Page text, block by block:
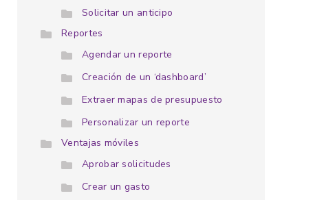
Solicitar un anticipo
Reportes
Agendar un reporte
Creación de un ‘dashboard’
Extraer mapas de presupuesto
Personalizar un reporte
Ventajas móviles
Aprobar solicitudes
Crear un gasto